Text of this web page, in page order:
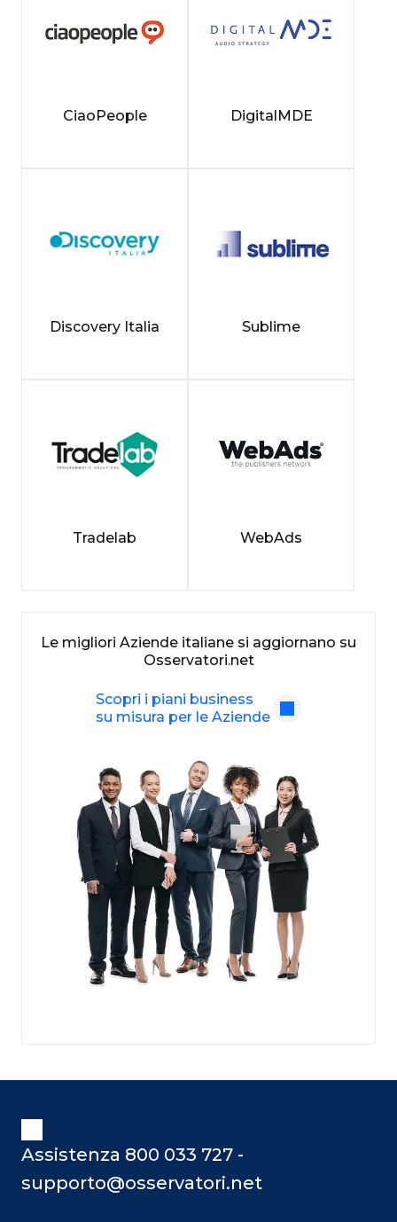
Le migliori Aziende italiane si aggiornano su
Osservatori.net
Scopri i piani business
su misura per le Aziende
CiaoPeople DigitalMDE
Discovery Italia Sublime
Tradelab WebAds
Assistenza 800 033 727 -
supporto@osservatori.net